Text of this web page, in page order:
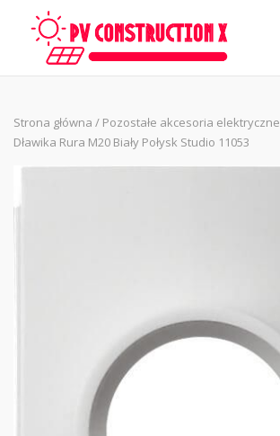
Strona główna / Pozostałe akcesoria elektryczne
Dławika Rura M20 Biały Połysk Studio 11053